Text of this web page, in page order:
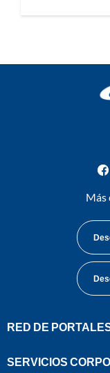
Más
RED DE
SERVICIOS